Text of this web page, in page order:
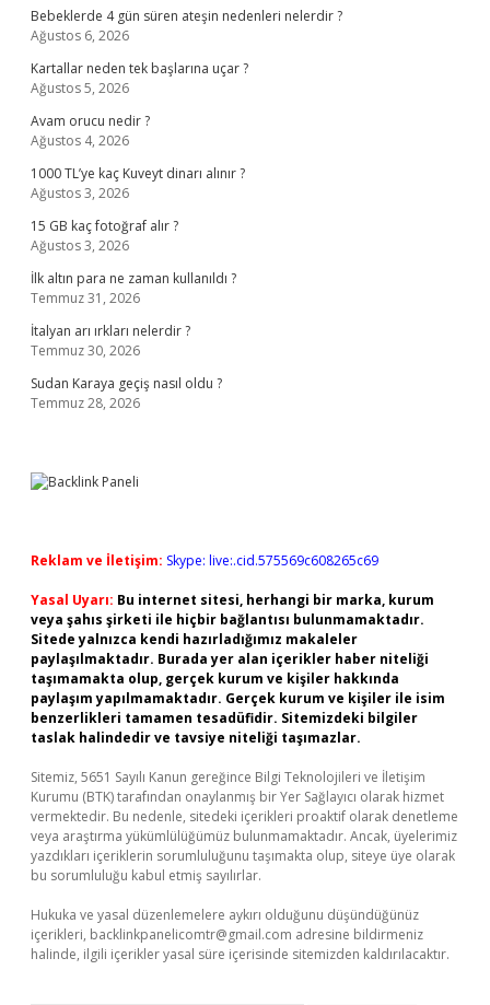
Bebeklerde 4 gün süren ateşin nedenleri nelerdir ?
Ağustos 6, 2026
Kartallar neden tek başlarına uçar ?
Ağustos 5, 2026
Avam orucu nedir ?
Ağustos 4, 2026
1000 TL’ye kaç Kuveyt dinarı alınır ?
Ağustos 3, 2026
15 GB kaç fotoğraf alır ?
Ağustos 3, 2026
İlk altın para ne zaman kullanıldı ?
Temmuz 31, 2026
İtalyan arı ırkları nelerdir ?
Temmuz 30, 2026
Sudan Karaya geçiş nasıl oldu ?
Temmuz 28, 2026
Reklam ve İletişim: Skype: live:.cid.575569c608265c69
Yasal Uyarı: Bu internet sitesi, herhangi bir marka, kurum
veya şahıs şirketi ile hiçbir bağlantısı bulunmamaktadır.
Sitede yalnızca kendi hazırladığımız makaleler
paylaşılmaktadır. Burada yer alan içerikler haber niteliği
taşımamakta olup, gerçek kurum ve kişiler hakkında
paylaşım yapılmamaktadır. Gerçek kurum ve kişiler ile isim
benzerlikleri tamamen tesadüfidir. Sitemizdeki bilgiler
taslak halindedir ve tavsiye niteliği taşımazlar.
Sitemiz, 5651 Sayılı Kanun gereğince Bilgi Teknolojileri ve İletişim
Kurumu (BTK) tarafından onaylanmış bir Yer Sağlayıcı olarak hizmet
vermektedir. Bu nedenle, sitedeki içerikleri proaktif olarak denetleme
veya araştırma yükümlülüğümüz bulunmamaktadır. Ancak, üyelerimiz
yazdıkları içeriklerin sorumluluğunu taşımakta olup, siteye üye olarak
bu sorumluluğu kabul etmiş sayılırlar.
Hukuka ve yasal düzenlemelere aykırı olduğunu düşündüğünüz
içerikleri, backlinkpanelicomtr@gmail.com adresine bildirmeniz
halinde, ilgili içerikler yasal süre içerisinde sitemizden kaldırılacaktır.